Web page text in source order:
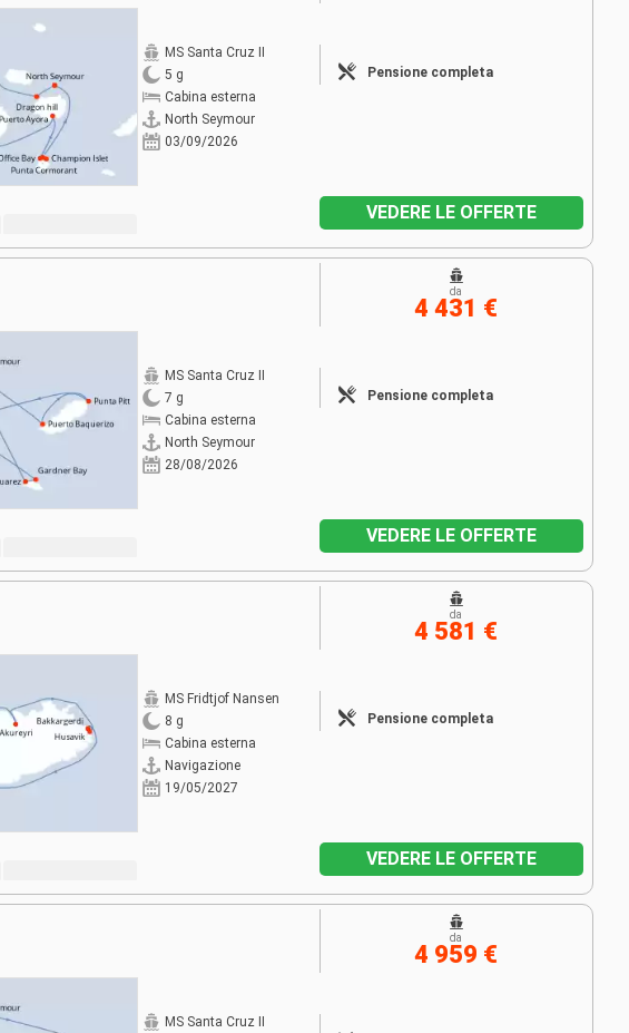
MS Santa Cruz II
5 g
Cabina esterna
North Seymour
03/09/2026
Pensione completa
VEDERE LE OFFERTE
MS Santa Cruz II
7 g
Cabina esterna
North Seymour
28/08/2026
Pensione completa
da
4 431 €
VEDERE LE OFFERTE
MS Fridtjof Nansen
8 g
Cabina esterna
Navigazione
19/05/2027
Pensione completa
da
4 581 €
VEDERE LE OFFERTE
MS Santa Cruz II
da
4 959 €